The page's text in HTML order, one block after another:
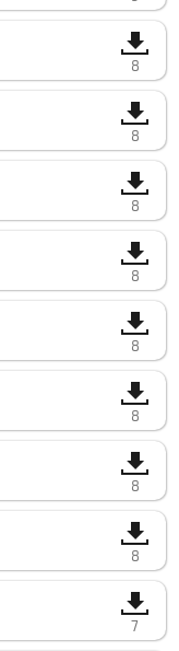
8
8
8
8
8
8
8
8
7